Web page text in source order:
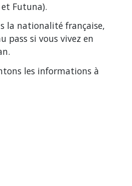
Futuna).
la nationalité française,
pass si vous vivez en
les informations à